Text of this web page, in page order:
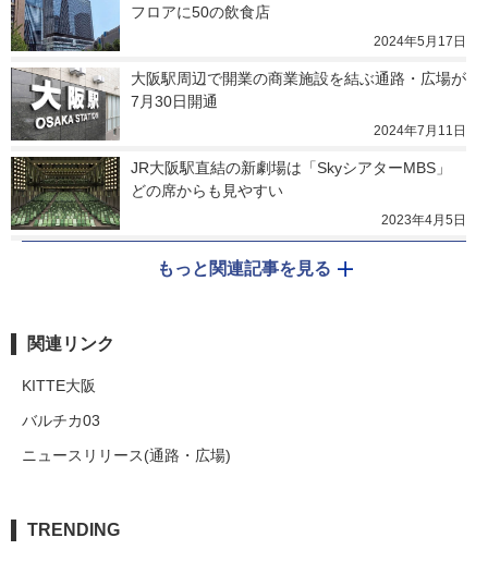
フロアに50の飲食店
2024年5月17日
大阪駅周辺で開業の商業施設を結ぶ通路・広場が
7月30日開通
2024年7月11日
JR大阪駅直結の新劇場は「SkyシアターMBS」
どの席からも見やすい
2023年4月5日
もっと関連記事を見る
関連リンク
KITTE大阪
バルチカ03
ニュースリリース(通路・広場)
TRENDING